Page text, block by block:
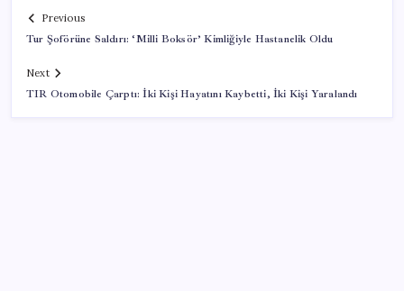
Previous
Tur Şoförüne Saldırı: ‘Milli Boksör’ Kimliğiyle Hastanelik Oldu
Next
TIR Otomobile Çarptı: İki Kişi Hayatını Kaybetti, İki Kişi Yaralandı